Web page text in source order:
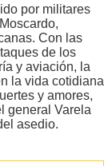
por militares
Con las
de los
y aviación, la
la vida cotidiana
y amores,
general Varela
asedio.